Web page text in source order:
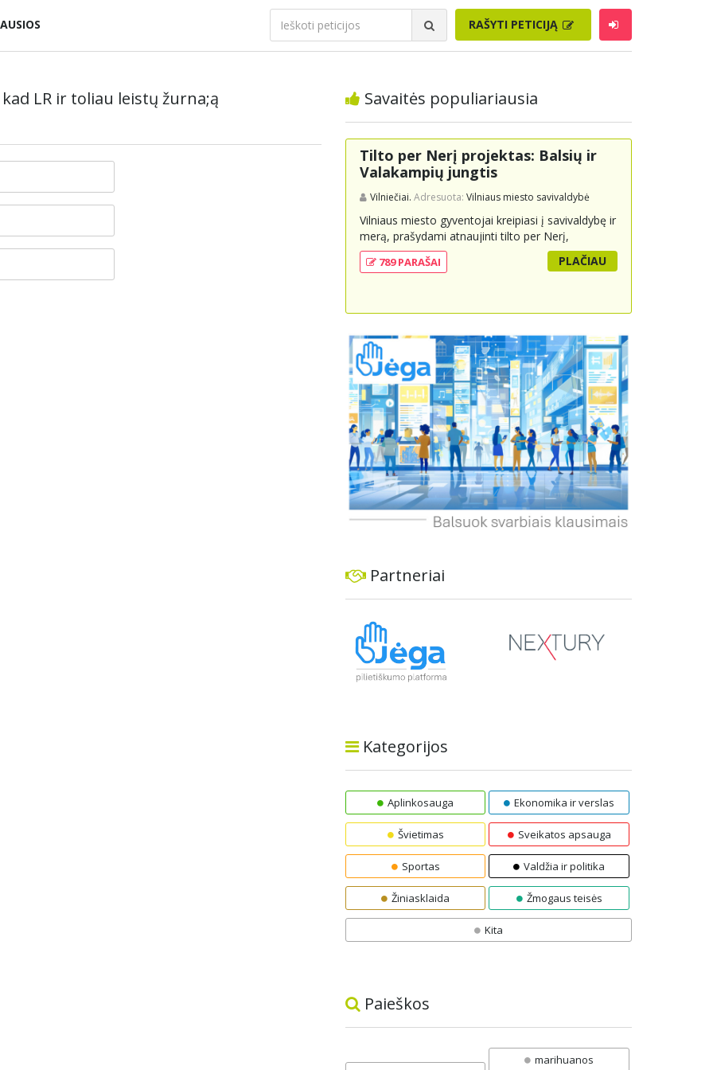
RAŠYTI PETICIJĄ
LR ir toliau leistų žurna;ą
Savaitės populiariausia
Tilto per Nerį projektas: Balsių ir
Valakampių jungtis
Vilniečiai. Adresuota: Vilniaus miesto savivaldybė
Vilniaus miesto gyventojai kreipiasi į savivaldybę ir
merą, prašydami atnaujinti tilto per Nerį,
jungiančio Balsių ir Valakampių kryptis, projektą ir
įtraukti jį į miesto strateginius susisiekimo planus.
plėtrą bei darnų judumą, suteikdamas daugiau
susisiekimo galimybių tiek automobiliams, tiek
viešajam transportui, pėstiesiems ir
dviratininkams. Gyventojai ragina atlikti techninę,
ekonominę ir transporto analizę, organizuoti
viešas konsultacijas ir integruoti projektą į
ilgalaikius miesto planus, siekiant užtikrinti
transporto sistemos patikimumą ir prisitaikymą
prie sparčiai augančio miesto poreikių.
789 PARAŠAI PLAČIAU
Partneriai
Kategorijos
Aplinkosauga Ekonomika ir verslas
Švietimas Sveikatos apsauga
Sportas Valdžia ir politika
Žiniasklaida Žmogaus teisės
Kita
Paieškos
marihuanos